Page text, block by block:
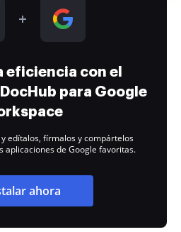
eficiencia con el
para Google
edítalos, fírmalos y compártelos
aplicaciones de Google favoritas.
ahora